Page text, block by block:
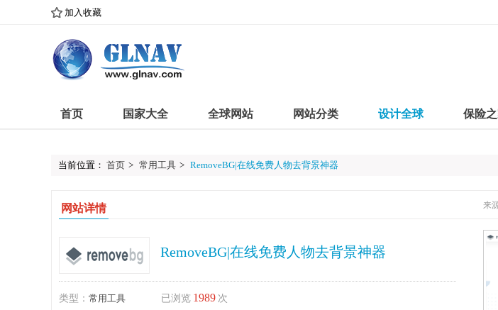
加入收藏
首页 国家大全 全球网站 网站分类 设计全球 保险
当前位置： 首页 > 常用工具 > RemoveBG|在线免费人物去背景神器
网站详情 来
RemoveBG|在线免费人物去背景神器
类型： 常用工具 已浏览 1989 次